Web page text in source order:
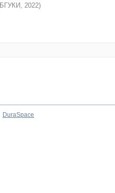
БГУКИ, 2022)
DuraSpace